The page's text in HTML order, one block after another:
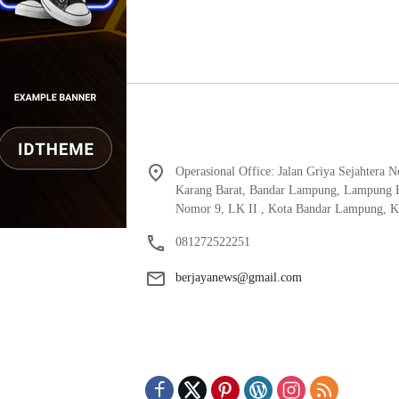
Operasional Office: Jalan Griya Sejahtera
Karang Barat, Bandar Lampung,
Nomor 9, LK II , Kota Bandar Lampung,
081272522251
berjayanews@gmail.com